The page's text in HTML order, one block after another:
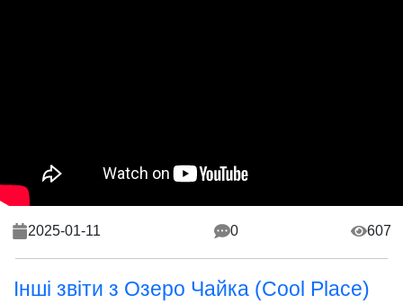
2025-01-11 0 607
Інші звіти з Озеро Чайка (Cool Place)